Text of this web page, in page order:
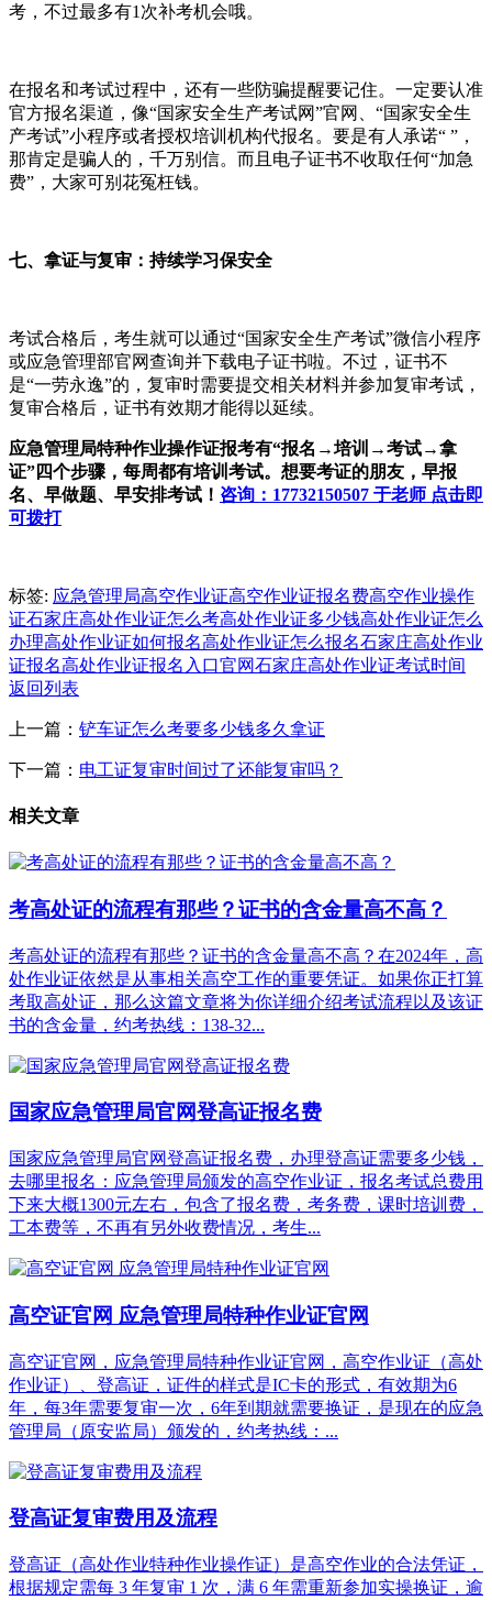
考，不过最多有1次补考机会哦。
在报名和考试过程中，还有一些防骗提醒要记住。一定要认准
官方报名渠道，像“国家安全生产考试网”官网、“国家安全生
产考试”小程序或者授权培训机构代报名。要是有人承诺“ ”，
那肯定是骗人的，千万别信。而且电子证书不收取任何“加急
费”，大家可别花冤枉钱。
七、拿证与复审：持续学习保安全
考试合格后，考生就可以通过“国家安全生产考试”微信小程序
或应急管理部官网查询并下载电子证书啦。不过，证书不
是“一劳永逸”的，复审时需要提交相关材料并参加复审考试，
复审合格后，证书有效期才能得以延续。
应急管理局特种作业操作证报考有“报名→培训→考试→拿
证”四个步骤，每周都有培训考试。想要考证的朋友，早报
名、早做题、早安排考试！ 咨询：17732150507 于老师 点击即
可拨打
标签: 应急管理局高空作业证高空作业证报名费高空作业操作
证石家庄高处作业证怎么考高处作业证多少钱高处作业证怎么
办理高处作业证如何报名高处作业证怎么报名石家庄高处作业
证报名高处作业证报名入口官网石家庄高处作业证考试时间
返回列表
上一篇： 铲车证怎么考要多少钱多久拿证
下一篇： 电工证复审时间过了还能复审吗？
相关文章
考高处证的流程有那些？证书的含金量高不高？
考高处证的流程有那些？证书的含金量高不高？在2024年，高
处作业证依然是从事相关高空工作的重要凭证。如果你正打算
考取高处证，那么这篇文章将为你详细介绍考试流程以及该证
书的含金量，约考热线：138-32...
国家应急管理局官网登高证报名费
国家应急管理局官网登高证报名费，办理登高证需要多少钱，
去哪里报名：应急管理局颁发的高空作业证，报名考试总费用
下来大概1300元左右，包含了报名费，考务费，课时培训费，
工本费等，不再有另外收费情况，考生...
高空证官网 应急管理局特种作业证官网
高空证官网，应急管理局特种作业证官网，高空作业证（高处
作业证）、登高证，证件的样式是IC卡的形式，有效期为6
年，每3年需要复审一次，6年到期就需要换证，是现在的应急
管理局（原安监局）颁发的，约考热线：...
登高证复审费用及流程
登高证（高处作业特种作业操作证）是高空作业的合法凭证，
根据规定需每 3 年复审 1 次，满 6 年需重新参加实操换证，逾